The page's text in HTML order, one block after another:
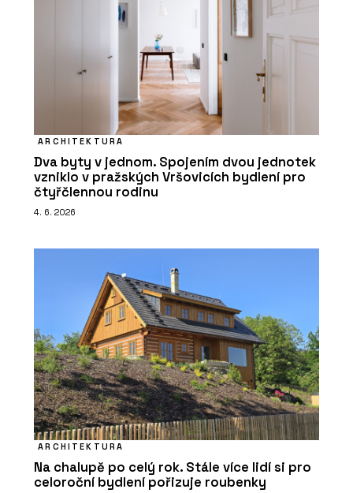
ARCHITEKTURA
Dva byty v jednom. Spojením dvou jednotek
vzniklo v pražských Vršovicích bydlení pro
čtyřčlennou rodinu
4. 6. 2026
ARCHITEKTURA
Na chalupě po celý rok. Stále více lidí si pro
celoroční bydlení pořizuje roubenky